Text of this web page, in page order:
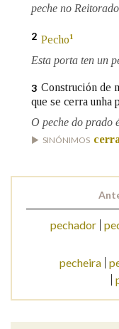
BUSCAR NO
Nas definicións
Nos exemplos
OUTRAS
Marcas gramaticais
Pertence a
peche no
2 Pecho1
Esta porta ten un
3 Construción de
que se cerra unha
O peche do prado
SINÓNIMOS
pechador
pecheira